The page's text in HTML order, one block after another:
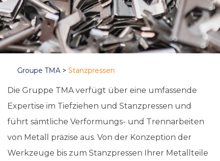
Groupe TMA > Stanzpressen
Die Gruppe TMA verfügt über eine umfassende
Expertise im Tiefziehen und Stanzpressen und
führt sämtliche Verformungs- und Trennarbeiten
von Metall präzise aus. Von der Konzeption der
Werkzeuge bis zum Stanzpressen Ihrer Metallteile